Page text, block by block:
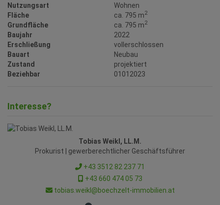
Nutzungsart
Wohnen
Fläche
ca. 795 m2
Grundfläche ca. 795 m2
Baujahr
2022
Erschließung
vollerschlossen
Bauart
Neubau
Zustand
projektiert
Beziehbar
01012023
Interesse?
Tobias Weikl, LL.M.
Prokurist | gewerberechtlicher Geschäftsführer
+43 3512 82 237 71
+43 660 474 05 73
tobias.weikl@boechzelt-immobilien.at